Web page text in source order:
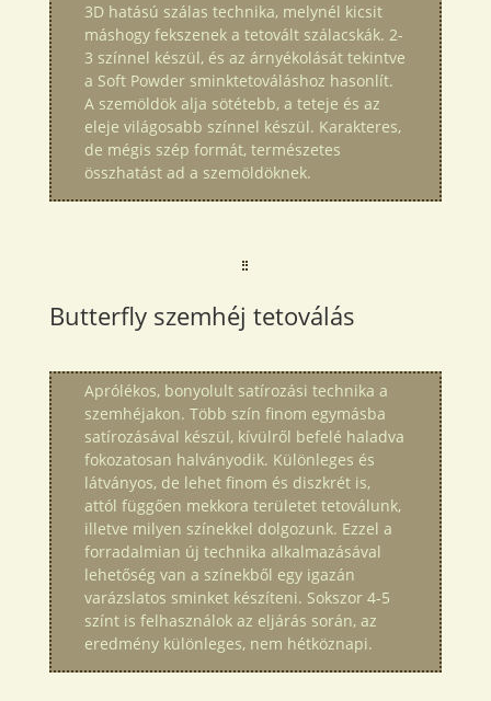
3D hatású szálas technika, melynél kicsit
máshogy fekszenek a tetovált szálacskák. 2-
3 színnel készül, és az árnyékolását tekintve
a Soft Powder sminktetováláshoz hasonlít.
A szemöldök alja sötétebb, a teteje és az
eleje világosabb színnel készül. Karakteres,
de mégis szép formát, természetes
összhatást ad a szemöldöknek.
Butterfly szemhéj tetoválás
Aprólékos, bonyolult satírozási technika a
szemhéjakon. Több szín finom egymásba
satírozásával készül, kívülről befelé haladva
fokozatosan halványodik. Különleges és
látványos, de lehet finom és diszkrét is,
attól függően mekkora területet tetoválunk,
illetve milyen színekkel dolgozunk. Ezzel a
forradalmian új technika alkalmazásával
lehetőség van a színekből egy igazán
varázslatos sminket készíteni. Sokszor 4-5
színt is felhasználok az eljárás során, az
eredmény különleges, nem hétköznapi.